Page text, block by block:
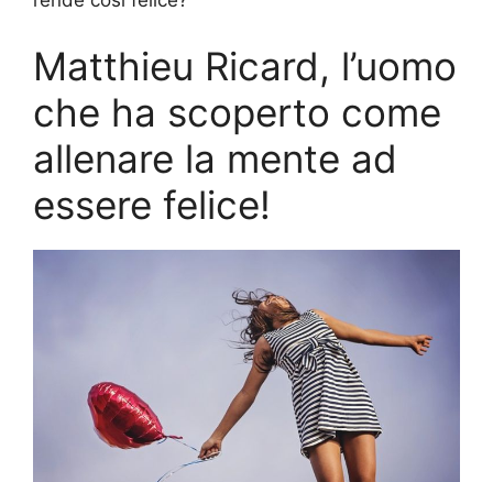
Matthieu Ricard, l’uomo
che ha scoperto come
allenare la mente ad
essere felice!